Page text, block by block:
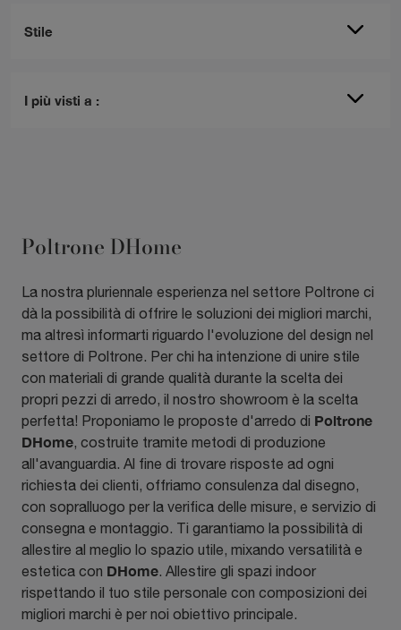
Stile
I più visti a :
Poltrone DHome
La nostra pluriennale esperienza nel settore Poltrone ci
dà la possibilità di offrire le soluzioni dei migliori marchi,
ma altresì informarti riguardo l'evoluzione del design nel
settore di Poltrone. Per chi ha intenzione di unire stile
con materiali di grande qualità durante la scelta dei
propri pezzi di arredo, il nostro showroom è la scelta
perfetta! Proponiamo le proposte d'arredo di Poltrone
DHome, costruite tramite metodi di produzione
all'avanguardia. Al fine di trovare risposte ad ogni
richiesta dei clienti, offriamo consulenza dal disegno,
con sopralluogo per la verifica delle misure, e servizio di
consegna e montaggio. Ti garantiamo la possibilità di
allestire al meglio lo spazio utile, mixando versatilità e
estetica con DHome. Allestire gli spazi indoor
rispettando il tuo stile personale con composizioni dei
migliori marchi è per noi obiettivo principale.